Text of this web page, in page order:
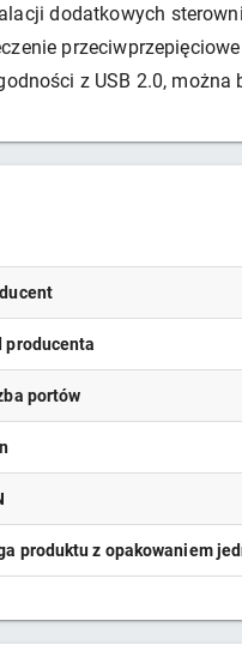
dodatkowych
z USB 2.0, można
producenta
portów
produktu z opakowaniem